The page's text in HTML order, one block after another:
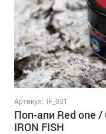
Артикул: IF_031
Поп-апи Red one
IRON FISH